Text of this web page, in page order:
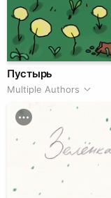
Пустырь
Multiple Authors